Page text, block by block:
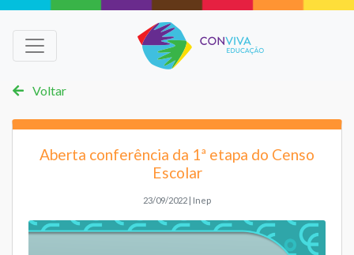
Voltar
Aberta conferência da 1ª etapa do Censo
Escolar
23/09/2022 | Inep